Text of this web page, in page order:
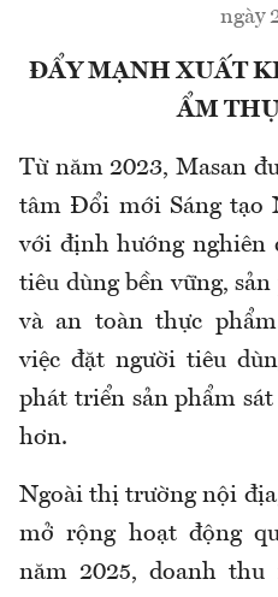
ngày
ĐẨY MẠNH XUẤT
ẨM
Từ năm 2023, Masan
tâm Đổi mới Sáng tạo
với định hướng nghiên
tiêu dùng bền vững,
và an toàn thực
việc đặt người tiêu
phát triển sản phẩm
hơn.
Ngoài thị trường nội
mở rộng hoạt động
năm 2025, doanh thu